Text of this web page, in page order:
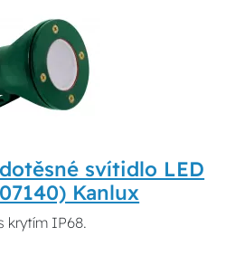
svítidlo LED
Kanlux
krytím IP68.